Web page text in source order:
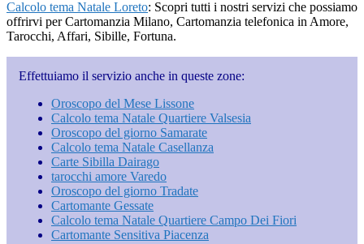
Calcolo tema Natale Loreto: Scopri tutti i nostri servizi che possiamo
offrirvi per Cartomanzia Milano, Cartomanzia telefonica in Amore,
Tarocchi, Affari, Sibille, Fortuna.
Effettuiamo il servizio anche in queste zone:
Oroscopo del Mese Lissone
Calcolo tema Natale Quartiere Valsesia
Oroscopo del giorno Samarate
Calcolo tema Natale Casellanza
Carte Sibilla Dairago
tarocchi amore Varedo
Oroscopo del giorno Tradate
Cartomante Gessate
Calcolo tema Natale Quartiere Campo Dei Fiori
Cartomante Sensitiva Piacenza